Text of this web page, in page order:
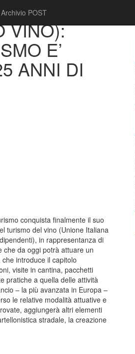
Archivio POST
VINO):
E’
ANNI DI
conquista finalmente il suo
turismo del vino (Unione Italiana
in rappresentanza di
che da oggi potrà attuare un
introduce il capitolo
visite in cantina, pacchetti
pratiche a quella delle attività
– la più avanzata in Europa –
le relative modalità attuative e
aggiungerà altri elementi
stradale, la creazione